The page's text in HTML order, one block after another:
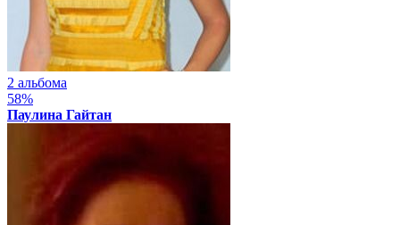
2 альбома
58%
Паулина Гайтан